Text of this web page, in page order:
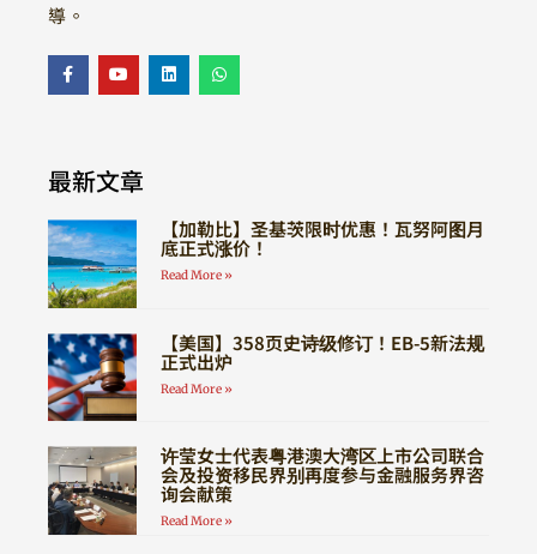
導。
最新文章
【加勒比】圣基茨限时优惠！瓦努阿图月
底正式涨价！
Read More »
【美国】358页史诗级修订！EB-5新法规
正式出炉
Read More »
许莹女士代表粤港澳大湾区上市公司联合
会及投资移民界别再度参与金融服务界咨
询会献策
Read More »